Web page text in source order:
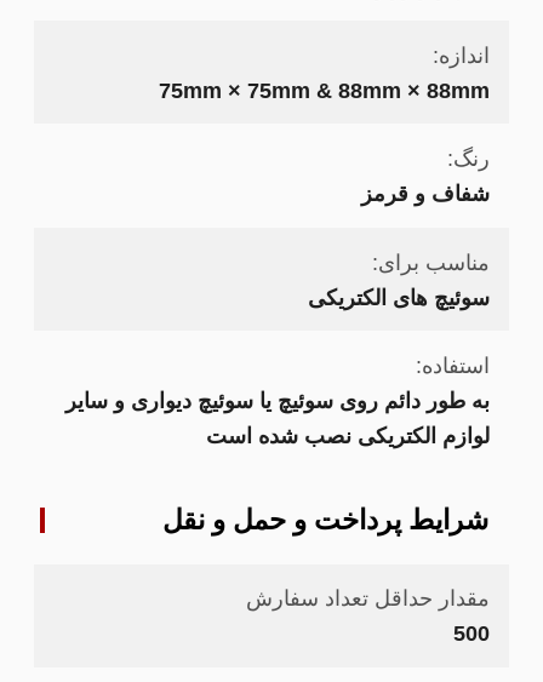
اندازه:
75mm × 75mm & 88mm × 88mm
رنگ:
شفاف و قرمز
مناسب برای:
سوئیچ های الکتریکی
استفاده:
به طور دائم روی سوئیچ یا سوئیچ دیواری و سایر
لوازم الکتریکی نصب شده است
شرایط پرداخت و حمل و نقل
مقدار حداقل تعداد سفارش
500